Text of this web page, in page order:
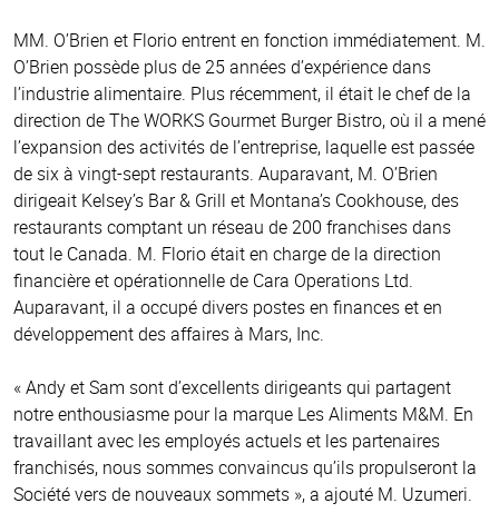
MM. O’Brien et Florio entrent en fonction immédiatement. M.
O’Brien possède plus de 25 années d’expérience dans
l’industrie alimentaire. Plus récemment, il était le chef de la
direction de The WORKS Gourmet Burger Bistro, où il a mené
l’expansion des activités de l’entreprise, laquelle est passée
de six à vingt-sept restaurants. Auparavant, M. O’Brien
dirigeait Kelsey’s Bar & Grill et Montana’s Cookhouse, des
restaurants comptant un réseau de 200 franchises dans
tout le Canada. M. Florio était en charge de la direction
financière et opérationnelle de Cara Operations Ltd.
Auparavant, il a occupé divers postes en finances et en
développement des affaires à Mars, Inc.
« Andy et Sam sont d’excellents dirigeants qui partagent
notre enthousiasme pour la marque Les Aliments M&M. En
travaillant avec les employés actuels et les partenaires
franchisés, nous sommes convaincus qu’ils propulseront la
Société vers de nouveaux sommets », a ajouté M. Uzumeri.